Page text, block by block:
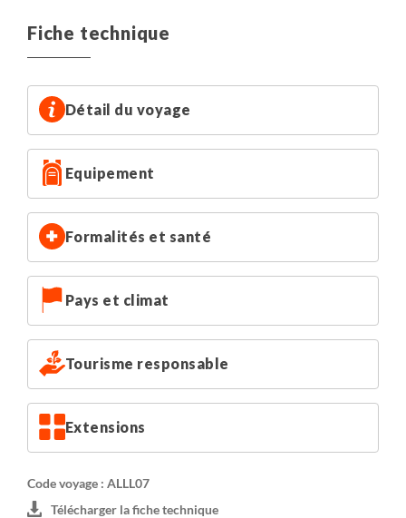
Fiche technique
Détail du voyage
Equipement
Formalités et santé
Pays et climat
Tourisme responsable
Extensions
Code voyage : ALLL07
Télécharger la fiche technique